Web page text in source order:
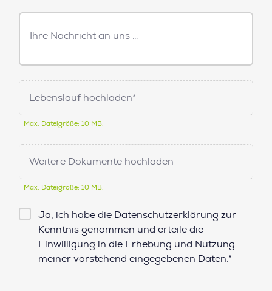
Freitext
Nachricht
Lebenslauf hochladen*
Max. Dateigröße: 10 MB.
Weitere Dokumente hochladen
Max. Dateigröße: 10 MB.
Checkbox
Datenschutz*
Ja, ich habe die Datenschutzerklärung zur
Kenntnis genommen und erteile die
Einwilligung in die Erhebung und Nutzung
meiner vorstehend eingegebenen Daten.*